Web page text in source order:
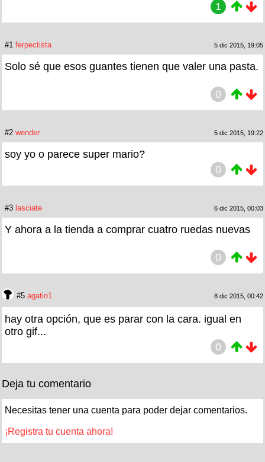
1
#1 ferpectista 5 dic 2015, 19:05
Solo sé que esos guantes tienen que valer una pasta.
0
#2 wender 5 dic 2015, 19:22
soy yo o parece super mario?
0
#3 lasciate 6 dic 2015, 00:03
Y ahora a la tienda a comprar cuatro ruedas nuevas
0
#5 agatio1 8 dic 2015, 00:42
hay otra opción, que es parar con la cara. igual en
otro gif...
0
Deja tu comentario
Necesitas tener una cuenta para poder dejar comentarios.
¡Registra tu cuenta ahora!